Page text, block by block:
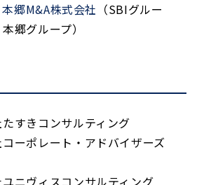
郷M&A株式会社 （SBIグルー
郷グループ）
すきコンサルティング
ーポレート・アドバイザーズ